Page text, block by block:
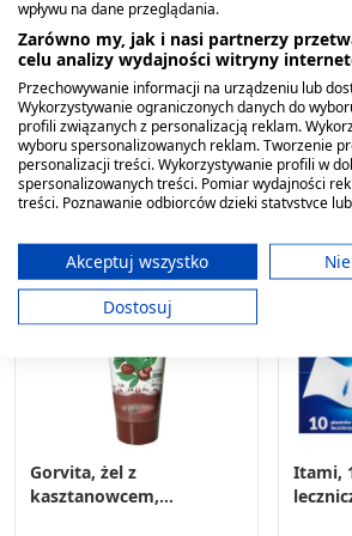
powlekane, 100 szt.
54,29 zł
Gorvita, żel z
kasztanowcem,
Itami,
wpływu na dane przeglądania.
Zarówno my, jak i nasi partnerzy
celu analizy wydajności witryny
Przechowywanie informacji na urządzeniu lub
Wykorzystywanie ograniczonych danych do
profili związanych z personalizacją reklam.
wyboru spersonalizowanych reklam. Tworzenie
personalizacji treści. Wykorzystywanie profili w
spersonalizowanych treści. Pomiar wydajności
treści. Poznawanie odbiorców dzięki statystyce
ograniczonych danych do wyboru treści.
Dane mogą być udostępniane poza Unię
Twoja zgoda i polityka cookie dotyczą wyłącznie
Wyświetl listę partnerów (11 dostawców
Cele przetwarzania IAB:
Przechowywanie informacji na
lub dostęp do nich
Wykorzystywanie ograniczonych
wyboru reklam
Akceptuj wszystko
Dostosuj